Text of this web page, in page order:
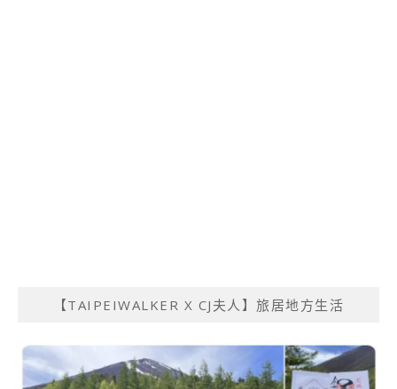
【TAIPEIWALKER X CJ夫人】旅居地方生活